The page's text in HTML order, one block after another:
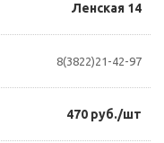
Ленская 14
8(3822)21-42-97
470 руб./шт